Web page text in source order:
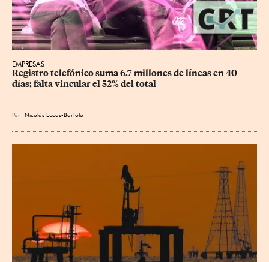
EMPRESAS
Registro telefónico suma 6.7 millones de líneas en 40
días; falta vincular el 52% del total
Por Nicolás Lucas-Bartolo